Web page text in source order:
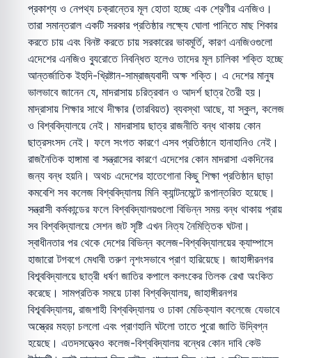
প্রকাশ্য ও নেপথ্য চক্রান্তের মূল হোতা হচ্ছে এক শ্রেণীর এনজিও।
তারা সমান্তরাল একটি সরকার প্রতিষ্ঠার লক্ষ্যে ঘোলা পানিতে মাছ শিকার
করতে চায় এবং বিনষ্ট করতে চায় সরকারের ভাবমূর্তি, কারণ এনজিওগুলো
এদেশের এনজিও ব্যুরোতে নিবন্ধিত হলেও তাদের মূল চালিকা শক্তি হচ্ছে
আন্তর্জাতিক ইহুদি-খ্রিষ্টান-সাম্রাজ্যবাদী অক্ষ শক্তি। এ দেশের মানুষ
ভালভাবে জানেন যে, মাদরাসায় চরিত্রবান ও আদর্শ ছাত্র তৈরী হয়।
মাদ্রাসায় শিক্ষার সাথে দীক্ষার (তারবিয়ত) ব্যবস্থা আছে, যা স্কুল, কলেজ
ও বিশ্ববিদ্যালয়ে নেই। মাদরাসায় ছাত্র রাজনীতি বন্ধ থাকায় কোন
ছাত্রসংসদ নেই। ফলে সংগত কারণে এসব প্রতিষ্ঠানে হানাহানিও নেই।
রাজনৈতিক হাঙ্গামা বা সন্ত্রাসের কারণে এদেশের কোন মাদরাসা একদিনের
জন্য বন্ধ হয়নি। অথচ এদেশের হাতেগোনা কিছু শিক্ষা প্রতিষ্ঠান ছাড়া
কমবেশি সব কলেজ বিশ্ববিদ্যালয় মিনি ক্যান্টনমেন্টে রূপান্তরিত হয়েছে।
সন্ত্রাসী কর্মকান্ডের ফলে বিশ্ববিদ্যালয়গুলো বিভিন্ন সময় বন্ধ থাকায় প্রায়
সব বিশ্ববিদ্যালয়ে সেশন জট সৃষ্টি এখন নিত্য নৈমিত্তিক ঘটনা।
স্বাধীনতার পর থেকে দেশের বিভিন্ন কলেজ-বিশ্ববিদ্যালয়ের ক্যাম্পাসে
হাজারো টগবগে মেধাবী তরুণ নৃশংসভাবে প্রাণ হারিয়েছে। জাহাঙ্গীরনগর
বিশ্ব্ববিদ্যালয়ে ছাত্রী ধর্ষণ জাতির কপালে কলংকের তিলক রেখা অংকিত
করেছে। সামপ্রতিক সময়ে ঢাকা বিশ্ববিদ্যালয়, জাহাঙ্গীরনগর
বিশ্ব্ববিদ্যালয়, রাজশাহী বিশ্ববিদ্যালয় ও ঢাকা মেডিক্যাল কলেজে যেভাবে
অস্ত্রের মহড়া চললো এবং প্রাণহানি ঘটলো তাতে পুরো জাতি উদ্বিগ্ন
হয়েছে। এতদসত্ত্বেও কলেজ-বিশ্ববিদ্যালয় বন্ধের কোন দাবি কেউ